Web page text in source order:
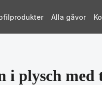
Alla gåvor
i plysch med